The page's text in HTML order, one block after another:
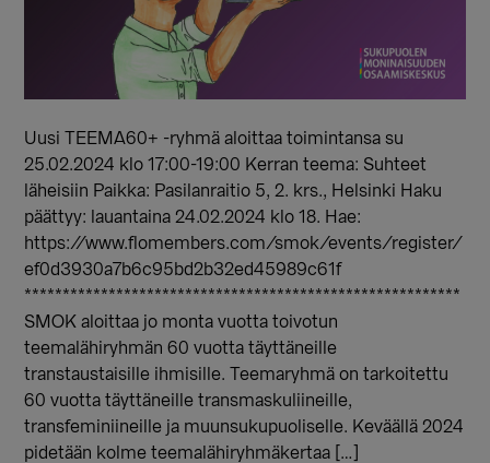
Uusi TEEMA60+ -ryhmä aloittaa toimintansa su
25.02.2024 klo 17:00-19:00 Kerran teema: Suhteet
läheisiin Paikka: Pasilanraitio 5, 2. krs., Helsinki Haku
päättyy: lauantaina 24.02.2024 klo 18. Hae:
https://www.flomembers.com/smok/events/register/
ef0d3930a7b6c95bd2b32ed45989c61f
*********************************************************
SMOK aloittaa jo monta vuotta toivotun
teemalähiryhmän 60 vuotta täyttäneille
transtaustaisille ihmisille. Teemaryhmä on tarkoitettu
60 vuotta täyttäneille transmaskuliineille,
transfeminiineille ja muunsukupuoliselle. Keväällä 2024
pidetään kolme teemalähiryhmäkertaa […]